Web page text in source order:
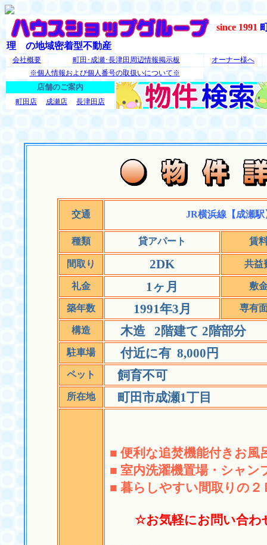
since 1991
理 の地域密着型不動産
会社概要 町田･成瀬･長津田周辺情報掲示板
オーナー様へ
※個人情報および個人番号の取扱いについて※
店舗のご案内
町田店 成瀬店 長津田店
交通 JR横浜線【成瀬
種類 貸アパート 賃
間取り 2DK 共益
礼金 1ヶ月 敷
築年数 1991年3月 専有
構造 木造 2階建て 2階部分
駐車場 付近に有 8,000円
ペット 飼育不可
所在地 町田市成瀬1丁目
■ 便利な追焚機能付きお風
■ 室内洗濯機置場・シャン
■ 暮らしやすい間取りの２
☆お気軽にお問い合わ